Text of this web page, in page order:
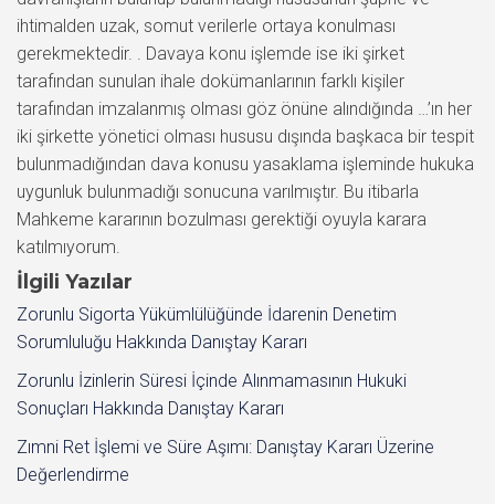
İlgili Yazılar
Zorunlu Sigorta Yükümlülüğünde İdarenin Denetim
Sorumluluğu Hakkında Danıştay Kararı
Zorunlu İzinlerin Süresi İçinde Alınmamasının Hukuki
Sonuçları Hakkında Danıştay Kararı
Zımni Ret İşlemi ve Süre Aşımı: Danıştay Kararı Üzerine
Değerlendirme